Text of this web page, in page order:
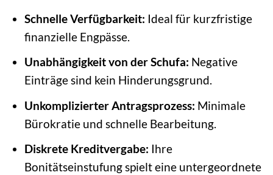
Schnelle Verfügbarkeit: Ideal für kurzfristige
finanzielle Engpässe.
Unabhängigkeit von der Schufa: Negative
Einträge sind kein Hinderungsgrund.
Unkomplizierter Antragsprozess: Minimale
Bürokratie und schnelle Bearbeitung.
Diskrete Kreditvergabe: Ihre
Bonitätseinstufung spielt eine untergeordnete